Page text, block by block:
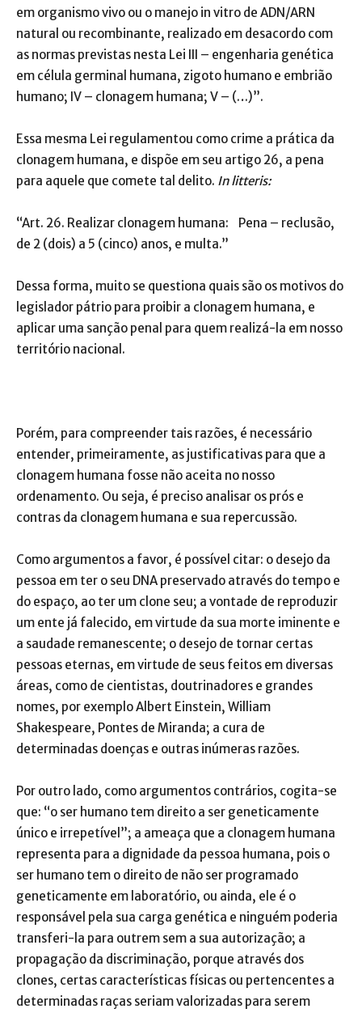
em organismo vivo ou o manejo in vitro de ADN/ARN
natural ou recombinante, realizado em desacordo com
as normas previstas nesta Lei III – engenharia genética
em célula germinal humana, zigoto humano e embrião
humano; IV – clonagem humana; V – (…)”.
Essa mesma Lei regulamentou como crime a prática da
clonagem humana, e dispõe em seu artigo 26, a pena
para aquele que comete tal delito. In litteris:
“Art. 26. Realizar clonagem humana: Pena – reclusão,
de 2 (dois) a 5 (cinco) anos, e multa.”
Dessa forma, muito se questiona quais são os motivos do
legislador pátrio para proibir a clonagem humana, e
aplicar uma sanção penal para quem realizá-la em nosso
território nacional.
Porém, para compreender tais razões, é necessário
entender, primeiramente, as justificativas para que a
clonagem humana fosse não aceita no nosso
ordenamento. Ou seja, é preciso analisar os prós e
contras da clonagem humana e sua repercussão.
Como argumentos a favor, é possível citar: o desejo da
pessoa em ter o seu DNA preservado através do tempo e
do espaço, ao ter um clone seu; a vontade de reproduzir
um ente já falecido, em virtude da sua morte iminente e
a saudade remanescente; o desejo de tornar certas
pessoas eternas, em virtude de seus feitos em diversas
áreas, como de cientistas, doutrinadores e grandes
nomes, por exemplo Albert Einstein, William
Shakespeare, Pontes de Miranda; a cura de
determinadas doenças e outras inúmeras razões.
Por outro lado, como argumentos contrários, cogita-se
que: “o ser humano tem direito a ser geneticamente
único e irrepetível”; a ameaça que a clonagem humana
representa para a dignidade da pessoa humana, pois o
ser humano tem o direito de não ser programado
geneticamente em laboratório, ou ainda, ele é o
responsável pela sua carga genética e ninguém poderia
transferi-la para outrem sem a sua autorização; a
propagação da discriminação, porque através dos
clones, certas características físicas ou pertencentes a
determinadas raças seriam valorizadas para serem